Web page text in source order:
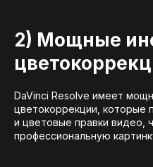
2) Мощные
DaVinci Resolve имеет
цветокоррекции, которые
и цветовые правки видео,
профессиональную